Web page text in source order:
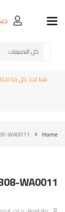
Toggle navigation
هنا تجد كل ما
Home
WA0011
WA0011